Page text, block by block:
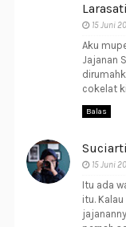
15 Juni
Aku
Jajanan
cokelat
Balas
15 Juni
Itu ada
itu.